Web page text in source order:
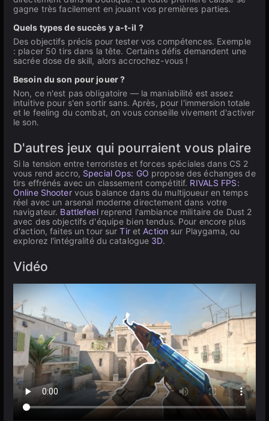
gagne très facilement en jouant vos premières parties.
Quels types de succès y a-t-il ?
Des objectifs précis pour tester vos compétences. Exemple
: placer 50 tirs dans la tête. Certains défis demandent une
sacrée dose de skill, alors accrochez-vous !
Besoin du son pour jouer ?
Non, ce n'est pas obligatoire — la maniabilité est assez
intuitive pour s'en sortir sans. Après, pour l'immersion totale
et le feeling du combat, on vous conseille vivement d'activer
le son.
D'autres jeux qui pourraient vous plaire
Si la tension entre terroristes et forces spéciales dans CS 2
vous rend accro, Special Ops: GO propose des échanges de
tirs effrénés avec un classement compétitif. RIVALS FPS:
Online Shootervous balance dans du multijoueur en temps
réel avec un arsenal moderne directement dans votre
navigateur. Battlefeelreprend l'ambiance militaire de Dust 2
avec des objectifs d'équipe bien tendus. Pour encore plus
d'action, faites un tour surTiretAction sur Playgama, ou
explorez l'intégralité du catalogue 3D.
Vidéo